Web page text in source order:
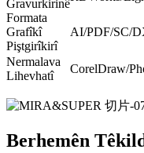
Gravurkirinê
Formata
Grafîkî
Piştgirîkirî
AI/PDF/SC/
Nermalava
Lihevhatî
CorelDraw/
Berhemên